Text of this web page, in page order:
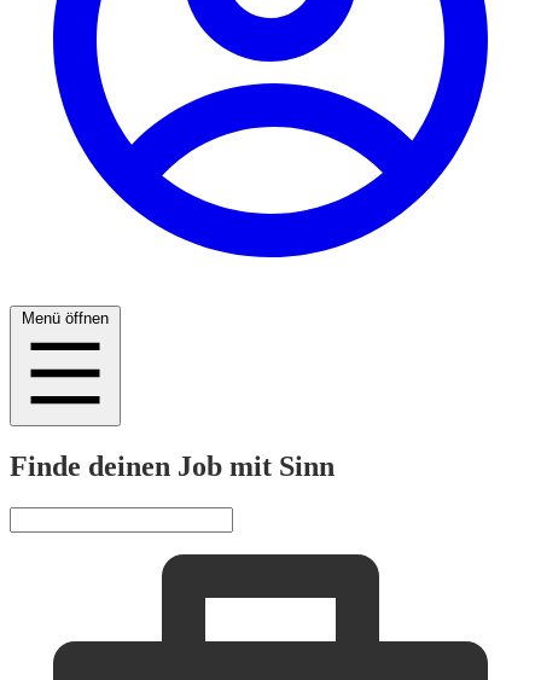
Menü öffnen
Finde deinen Job mit Sinn